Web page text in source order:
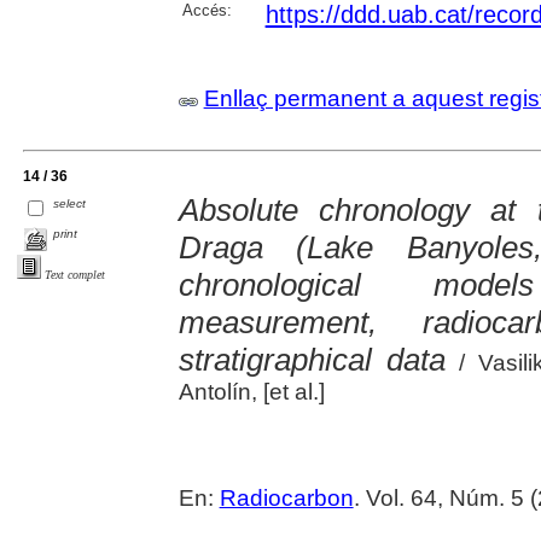
Accés:
https://ddd.uab.cat/
Enllaç permanent a aquest
14 / 36
select
print
Text complet
Absolute chronology
Draga (Lake
chronological
measurement,
stratigraphical data /
Antolín, [et al.]
En: Radiocarbon. Vol. 64, Núm. 5